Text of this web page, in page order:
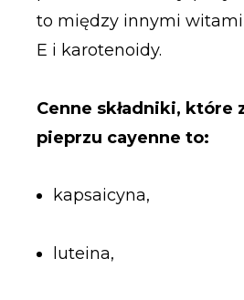
to między innymi
E i karotenoidy.
Cenne składniki, które
pieprzu cayenne to:
kapsaicyna,
luteina,